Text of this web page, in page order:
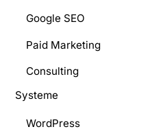
Google SEO
Paid Marketing
Consulting
Systeme
WordPress